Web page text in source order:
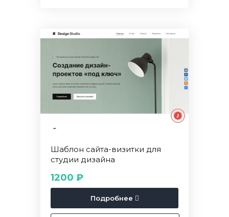
Шаблон сайта-визитки для
студии дизайна
1200 ₽
Подробнее